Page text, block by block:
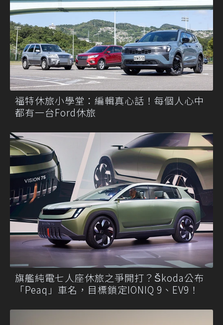
福特休旅小學堂：編輯真心話！每個人心中
都有一台Ford休旅
旗艦純電七人座休旅之爭開打？Škoda公布
「Peaq」車名，目標鎖定IONIQ 9、EV9！